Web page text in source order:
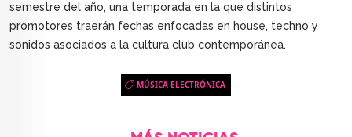
semestre del año, una temporada en la que distintos
promotores traerán fechas enfocadas en house, techno y
sonidos asociados a la cultura club contemporánea.
MÚSICA ELECTRÓNICA